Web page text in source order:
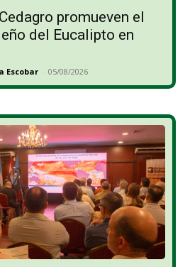
promueven el
del Eucalipto en
Escobar - 05/08/2026